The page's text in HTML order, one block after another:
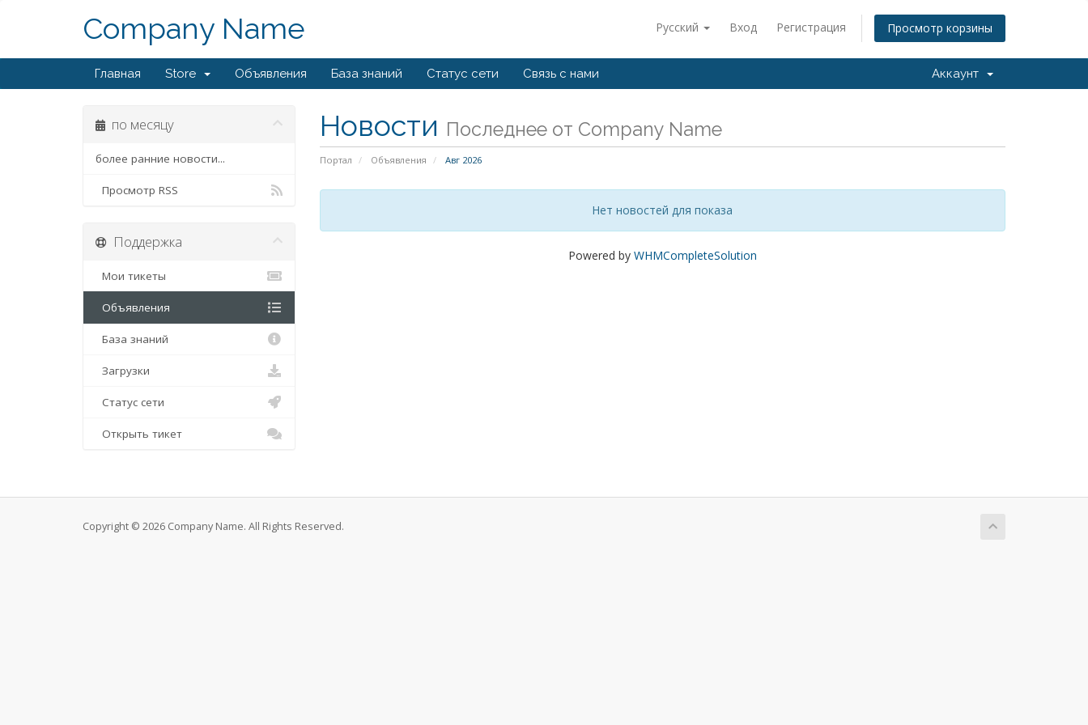
Русский Вход Регистрация Просмотр корзины
Company Name
Главная Store Объявления База знаний Статус сети Связь с нами Аккаунт
Новости Последнее от Company Name
Портал Объявления Авг 2026
по месяцу
более ранние новости...
Просмотр RSS
Нет новостей для показа
Powered by WHMCompleteSolution
Поддержка
Мои тикеты
Объявления
База знаний
Загрузки
Статус сети
Открыть тикет
Copyright © 2026 Company Name. All Rights Reserved.